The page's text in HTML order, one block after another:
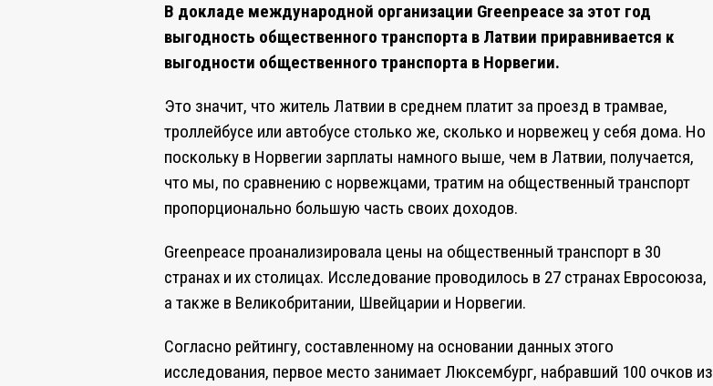
В докладе международной организации Greenpeace за этот год
выгодность общественного транспорта в Латвии приравнивается к
выгодности общественного транспорта в Норвегии.
Это значит, что житель Латвии в среднем платит за проезд в трамвае,
троллейбусе или автобусе столько же, сколько и норвежец у себя дома. Но
поскольку в Норвегии зарплаты намного выше, чем в Латвии, получается,
что мы, по сравнению с норвежцами, тратим на общественный транспорт
пропорционально большую часть своих доходов.
Greenpeace проанализировала цены на общественный транспорт в 30
странах и их столицах. Исследование проводилось в 27 странах Евросоюза,
а также в Великобритании, Швейцарии и Норвегии.
Согласно рейтингу, составленному на основании данных этого
исследования, первое место занимает Люксембург, набравший 100 очков из